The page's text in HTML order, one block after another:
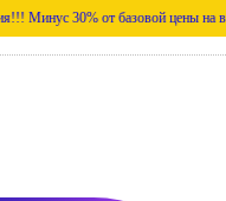
Минус 30% от базовой цены на все